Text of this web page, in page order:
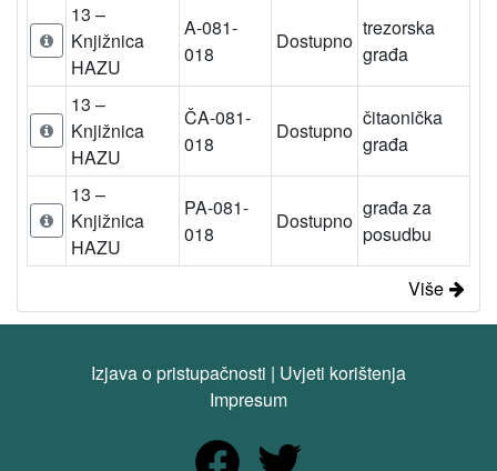
13 –
Knjižnica
HAZU
A-081-
018
Dostupno
trezorska
građa
13 –
Knjižnica
HAZU
ČA-081-
018
Dostupno
čitaonička
građa
13 –
Knjižnica
HAZU
PA-081-
018
Dostupno
građa za
posudbu
Više
Izjava o pristupačnosti | Uvjeti korištenja
Impresum